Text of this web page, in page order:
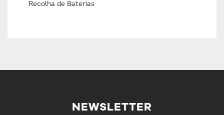
Recolha de Baterias
NEWSLETTER